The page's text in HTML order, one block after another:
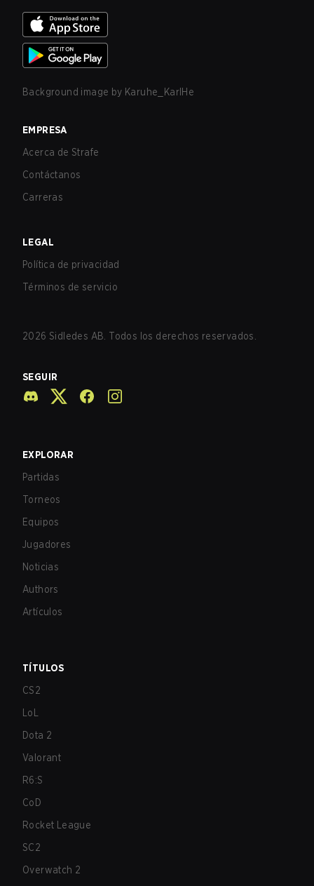
Background image by Karuhe_KarlHe
EMPRESA
Acerca de Strafe
Contáctanos
Carreras
LEGAL
Política de privacidad
Términos de servicio
2026 Sidledes AB. Todos los derechos reservados.
SEGUIR
EXPLORAR
Partidas
Torneos
Equipos
Jugadores
Noticias
Authors
Artículos
TÍTULOS
CS2
LoL
Dota 2
Valorant
R6:S
CoD
Rocket League
SC2
Overwatch 2